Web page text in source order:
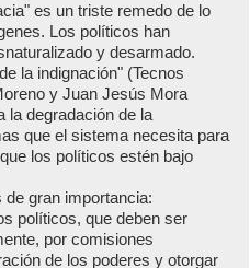
es un triste remedo de lo
Los políticos han
y desarmado.
la indignación" (Tecnos
y Juan Jesús Mora
la degradación de la
que el sistema necesita para
los políticos estén bajo
gran importancia:
políticos, que deben ser
por comisiones
de los poderes y otorgar